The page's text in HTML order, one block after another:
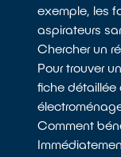
exemple, les
aspirateurs
Chercher un
Pour trouver
fiche détaillée
Comment